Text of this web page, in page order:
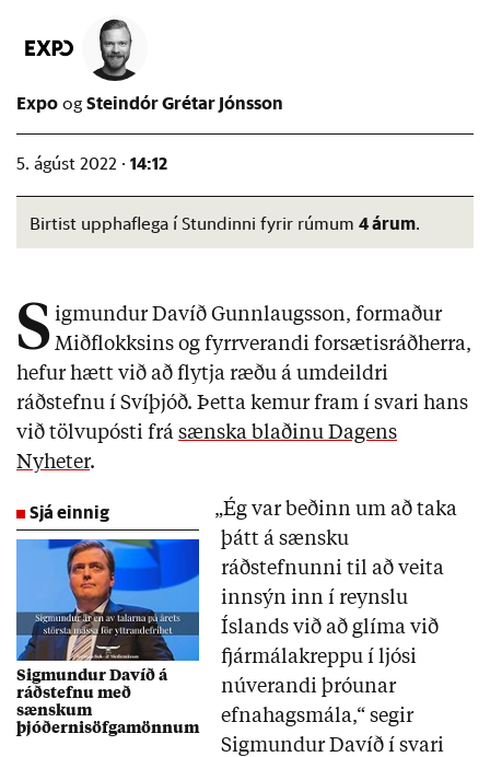
Expo Steindór Grétar Jónsson
5. ágúst 2022 · 14:12
Birtist upphaflega í Stundinni fyrir rúmum 4 árum.
S igmundur Davíð Gunnlaugsson, formaður
Miðflokksins og fyrrverandi forsætisráðherra,
hefur hætt við að flytja ræðu á umdeildri
ráðstefnu í Svíþjóð. Þetta kemur fram í svari hans
við tölvupósti frá sænska blaðinu Dagens
Nyheter.
Sjá einnig
Sigmundur Davíð á
ráðstefnu með
sænskum
þjóðernisöfgamönnum
„Ég var beðinn um að taka
þátt á sænsku
ráðstefnunni til að veita
innsýn inn í reynslu
Íslands við að glíma við
fjármálakreppu í ljósi
núverandi þróunar
efnahagsmála,“ segir
Sigmundur Davíð í svari